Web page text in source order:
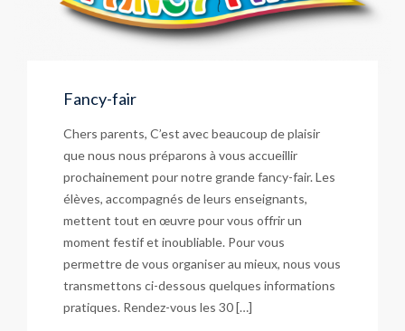
Fancy-fair
Chers parents, C’est avec beaucoup de plaisir
que nous nous préparons à vous accueillir
prochainement pour notre grande fancy-fair. Les
élèves, accompagnés de leurs enseignants,
mettent tout en œuvre pour vous offrir un
moment festif et inoubliable. Pour vous
permettre de vous organiser au mieux, nous vous
transmettons ci-dessous quelques informations
pratiques. Rendez-vous les 30 […]